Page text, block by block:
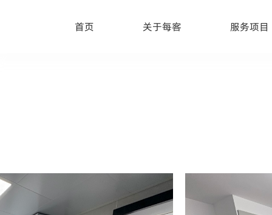
首页 关于每客 服务项目